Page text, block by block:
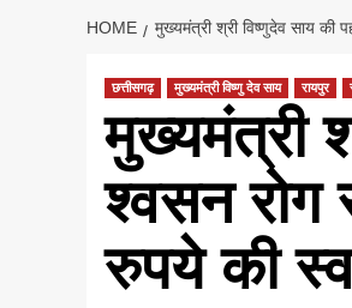
HOME मुख्यमंत्री श्री विष्णुदेव साय की
छत्तीसगढ़ मुख्यमंत्री विष्णु देव साय रायपुर
मुख्यमंत्री
श्वसन रोग
रुपये की